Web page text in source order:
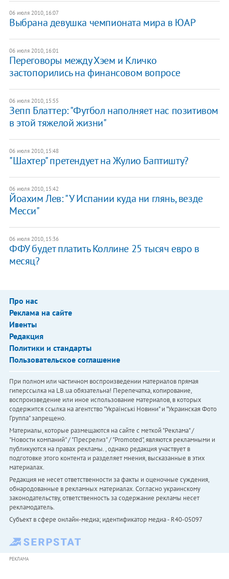
06 июля 2010, 16:07
Выбрана девушка чемпионата мира в ЮАР
06 июля 2010, 16:01
Переговоры между Хэем и Кличко
застопорились на финансовом вопросе
06 июля 2010, 15:55
Зепп Блаттер: "Футбол наполняет нас позитивом
в этой тяжелой жизни"
06 июля 2010, 15:48
"Шахтер" претендует на Жулио Баптишту?
06 июля 2010, 15:42
Йоахим Лев: "У Испании куда ни глянь, везде
Месси"
06 июля 2010, 15:36
ФФУ будет платить Коллине 25 тысяч евро в
месяц?
Про нас
Реклама на сайте
Ивенты
Редакция
Политики и стандарты
Пользовательское соглашение
При полном или частичном воспроизведении материалов прямая
гиперссылка на LB.ua обязательна! Перепечатка, копирование,
воспроизведение или иное использование материалов, в которых
содержится ссылка на агентство "Українськi Новини" и "Украинская Фото
Группа" запрещено.
Материалы, которые размещаются на сайте с меткой "Реклама" /
"Новости компаний" / "Пресрелиз" / "Promoted", являются рекламными и
публикуются на правах рекламы. , однако редакция участвует в
подготовке этого контента и разделяет мнения, высказанные в этих
материалах.
Редакция не несет ответственности за факты и оценочные суждения,
обнародованные в рекламных материалах. Согласно украинскому
законодательству, ответственность за содержание рекламы несет
рекламодатель.
Субъект в сфере онлайн-медиа; идентификатор медиа - R40-05097
РЕКЛАМА